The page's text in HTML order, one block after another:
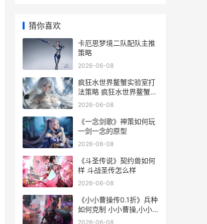
猜你喜欢
卡厄思梦境二队配队主推
策略
2026-06-08
疯狂水世界鳌蟹实验室打
法策略 疯狂水世界鳌蟹怎
么获取
2026-06-08
《一念剑歌》神策如何玩
一剑一念的原型
2026-06-08
《斗圣传说》契约兽如何
样 斗战圣传怎么样
2026-06-08
《小小曹操传0.1折》兵种
如何克制 小小曹操,小小
曹操
2026-06-08